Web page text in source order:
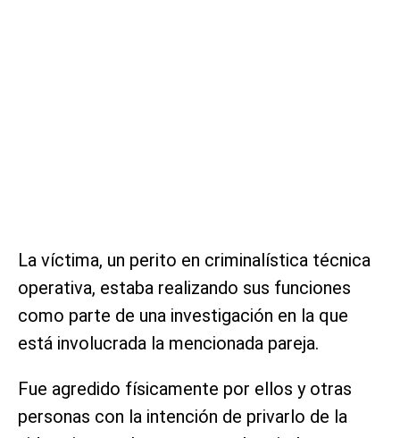
La víctima, un perito en criminalística técnica
operativa, estaba realizando sus funciones
como parte de una investigación en la que
está involucrada la mencionada pareja.
Fue agredido físicamente por ellos y otras
personas con la intención de privarlo de la